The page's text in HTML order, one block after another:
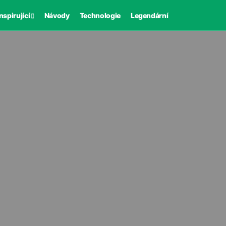
Návody Technologie Legendární